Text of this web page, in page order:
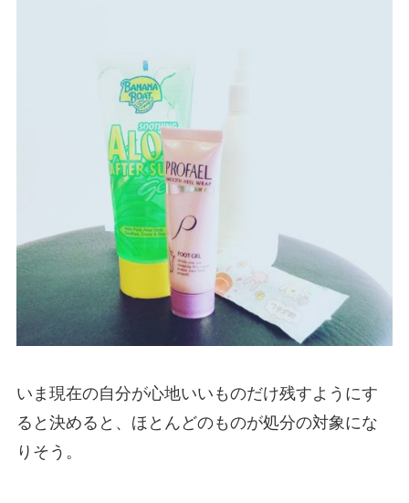
いま現在の自分が心地いいものだけ残すようにす
ると決めると、ほとんどのものが処分の対象にな
りそう。